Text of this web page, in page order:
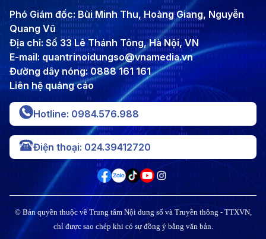
Phó Giám đốc: Bùi Minh Thu, Hoàng Giang, Nguyễn
Quang Vũ
Địa chỉ: Số 33 Lê Thánh Tông, Hà Nội, VN
E-mail: quantrinoidungso@vnamedia.vn
Đường dây nóng: 0888 161 161
Liên hệ quảng cáo
Hotline: 0984.576.988
Điện thoại: 024.39412720
© Bản quyền thuộc về Trung tâm Nội dung số và Truyền thông - TTXVN,
chỉ được sao chép khi có sự đồng ý bằng văn bản.